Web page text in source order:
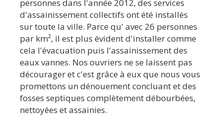
personnes dans l'année 2012, des services
d'assainissement collectifs ont été installés
sur toute la ville. Parce qu' avec 26 personnes
par km², il est plus évident d'installer comme
cela l'évacuation puis l'assainissement des
eaux vannes. Nos ouvriers ne se laissent pas
décourager et c'est grâce à eux que nous vous
promettons un dénouement concluant et des
fosses septiques complètement débourbées,
nettoyées et assainies.